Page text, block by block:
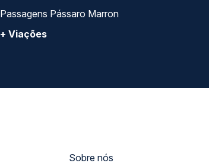
Passagens Pássaro Marron
+ Viações
Sobre nós